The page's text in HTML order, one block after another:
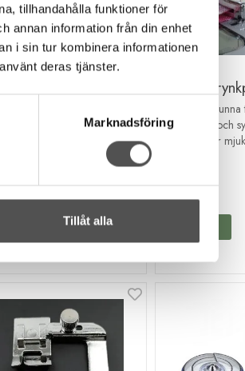
tillhandahålla funktioner för
annan information från din enhet
i sin tur kombinera informationen
deras tjänster.
Marknadsföring
Tillåt alla
Singer
Rynka
Rynka och
Bäst för
69 kr